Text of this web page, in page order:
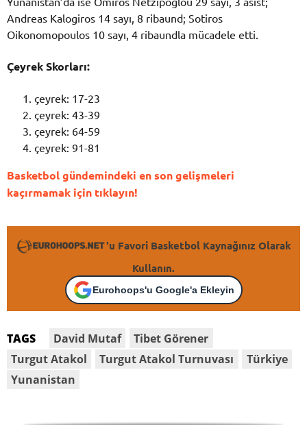
Andreas Kalogiros 14 sayı, 8 ribaund; Sotiros
Oikonomopoulos 10 sayı, 4 ribaundla mücadele etti.
Çeyrek Skorları:
çeyrek: 17-23
çeyrek: 43-39
çeyrek: 64-59
çeyrek: 91-81
Basketbol gündemindeki en son gelişmeleri
kaçırmamak için tıklayın!
'u Favori Basketbol Kaynağınız Olarak
Kullanın.
Eurohoops'u Google'a Ekleyin
TAGS David Mutaf
Tibet Görener
Turgut Atakol
Turgut Atakol Turnuvası
Türkiye
Yunanistan